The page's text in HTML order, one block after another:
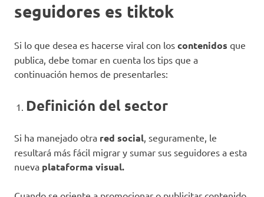
seguidores es tiktok
Si lo que desea es hacerse viral con los contenidos que
publica, debe tomar en cuenta los tips que a
continuación hemos de presentarles:
Definición del sector
Si ha manejado otra red social, seguramente, le
resultará más fácil migrar y sumar sus seguidores a esta
nueva plataforma visual.